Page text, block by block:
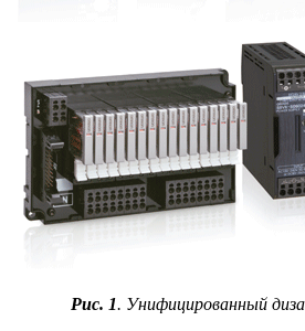
Рис. 1. Унифицированный